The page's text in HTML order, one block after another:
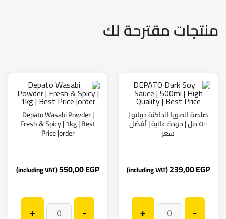
منتجات مقترحة لك
صلصة الصويا الداكنة ديباتو |
٥٠٠ مل | جودة عالية | أفضل
سعر
239,00EGP
(including VAT)
-
+
Depato Wasabi Powder |
Fresh & Spicy | 1kg | Best
Price |order
550,00EGP
(including VAT)
-
+